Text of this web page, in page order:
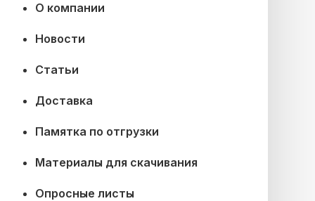
О компании
Новости
Статьи
Доставка
Памятка по отгрузки
Материалы для скачивания
Опросные листы